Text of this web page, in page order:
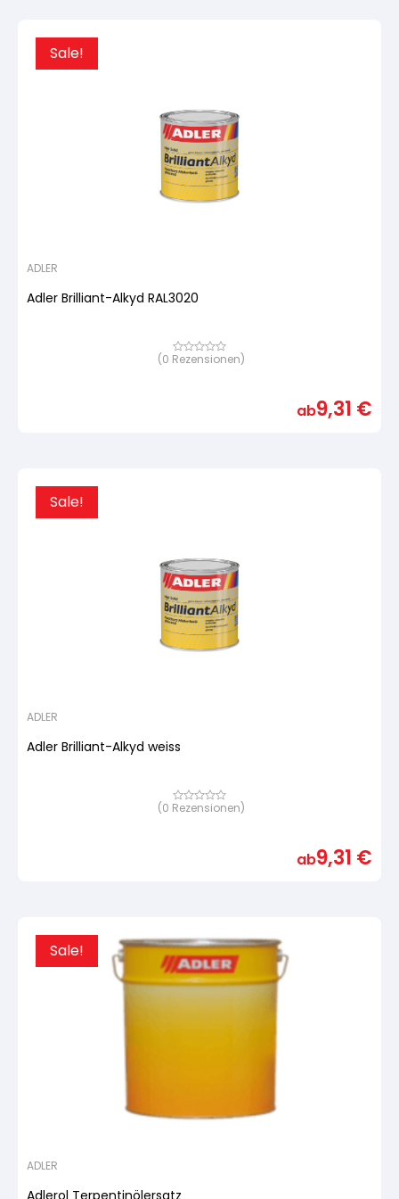
Sale!
ADLER
Adler Brilliant-Alkyd RAL3020
Bewertet
(0 Rezensionen)
ab9,31 €
Sale!
ADLER
Adler Brilliant-Alkyd weiss
Bewertet
(0 Rezensionen)
ab9,31 €
Sale!
ADLER
Adlerol Terpentinölersatz